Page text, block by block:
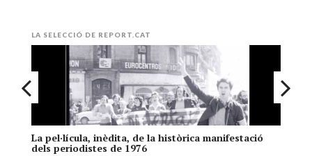
LA SELECCIÓ DE REPORT.CAT
La pel·lícula, inèdita, de la històrica manifestació
dels periodistes de 1976